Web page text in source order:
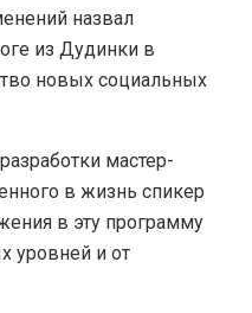
назвал
из Дудинки в
новых социальных
мастер-
в жизнь спикер
в эту программу
уровней и от